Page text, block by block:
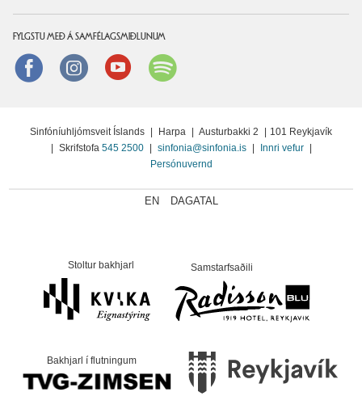
FYLGSTU MEÐ Á SAMFÉLAGSMIÐLUNUM
FacebookinstagramYoutube
Sinfóníuhljómsveit Íslands | Harpa | Austurbakki 2 | 101 Reykjavík
| Skrifstofa 545 2500 | sinfonia@sinfonia.is | Innri vefur |
Persónuvernd
EN DAGATAL
Stoltur bakhjarl Samstarfsaðili
Bakhjarl í flutningum